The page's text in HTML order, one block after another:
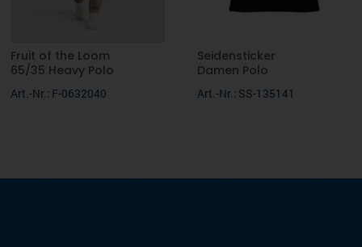
Fruit of the Loom
65/35 Heavy Polo
Art.-Nr.: F-0632040
Seidensticker
Damen Polo
Art.-Nr.: SS-135141